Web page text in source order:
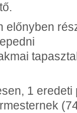
előnyben
1